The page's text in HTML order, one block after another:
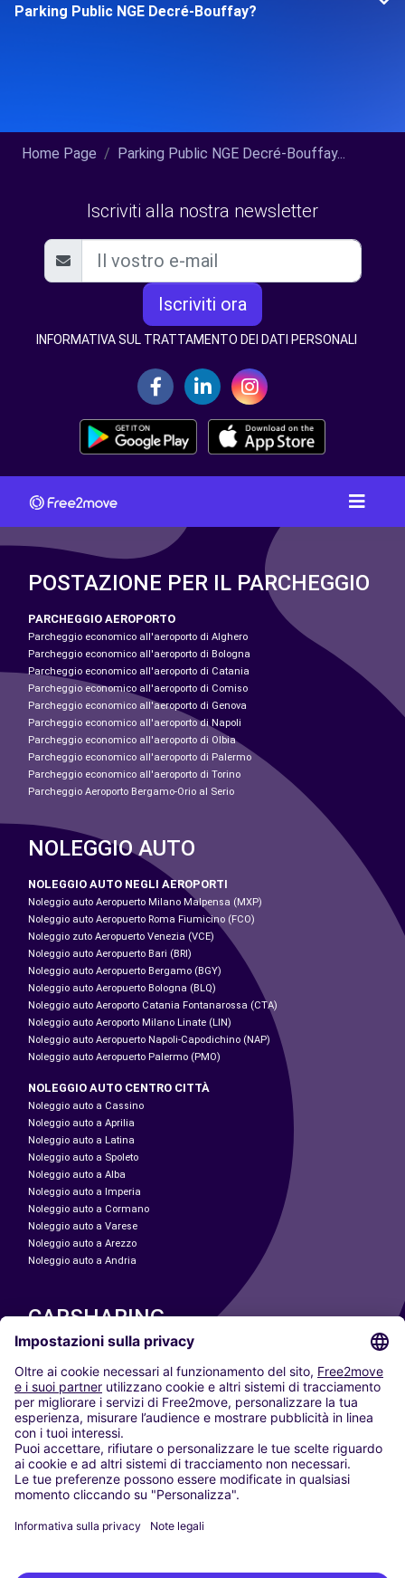
Parking Public NGE Decré-Bouffay?
Home Page Parking Public NGE Decré-Bouffay...
Iscriviti alla nostra newsletter
Iscriviti ora
INFORMATIVA SUL TRATTAMENTO DEI DATI PERSONALI
POSTAZIONE PER IL PARCHEGGIO
PARCHEGGIO AEROPORTO
Parcheggio economico all'aeroporto di Alghero
Parcheggio economico all'aeroporto di Bologna
Parcheggio economico all'aeroporto di Catania
Parcheggio economico all'aeroporto di Comiso
Parcheggio economico all'aeroporto di Genova
Parcheggio economico all'aeroporto di Napoli
Parcheggio economico all'aeroporto di Olbia
Parcheggio economico all'aeroporto di Palermo
Parcheggio economico all'aeroporto di Torino
Parcheggio Aeroporto Bergamo-Orio al Serio
NOLEGGIO AUTO
NOLEGGIO AUTO NEGLI AEROPORTI
Noleggio auto Aeropuerto Milano Malpensa (MXP)
Noleggio auto Aeropuerto Roma Fiumicino (FCO)
Noleggio zuto Aeropuerto Venezia (VCE)
Noleggio auto Aeropuerto Bari (BRI)
Noleggio auto Aeropuerto Bergamo (BGY)
Noleggio auto Aeropuerto Bologna (BLQ)
Noleggio auto Aeroporto Catania Fontanarossa (CTA)
Noleggio auto Aeroporto Milano Linate (LIN)
Noleggio auto Aeropuerto Napoli-Capodichino (NAP)
Noleggio auto Aeropuerto Palermo (PMO)
NOLEGGIO AUTO CENTRO CITTÀ
Noleggio auto a Cassino
Noleggio auto a Aprilia
Noleggio auto a Latina
Noleggio auto a Spoleto
Noleggio auto a Alba
Noleggio auto a Imperia
Noleggio auto a Cormano
Noleggio auto a Varese
Noleggio auto a Arezzo
Noleggio auto a Andria
CARSHARING
LE NOSTRE CITTÀ
Paris
Madrid
Washington DC
Milano
Roma
Torino
Vienna
Berlino
Düsseldorf